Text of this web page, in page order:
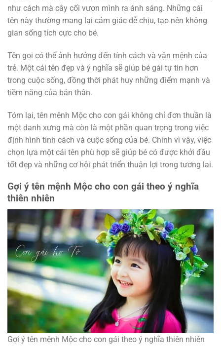
như cách mà cây cối vươn mình ra ánh sáng. Những cái
tên này thường mang lại cảm giác dễ chịu, tạo nên không
gian sống tích cực cho bé.
Tên gọi có thể ảnh hưởng đến tính cách và vận mệnh của
trẻ. Một cái tên đẹp và ý nghĩa sẽ giúp bé gái tự tin hơn
trong cuộc sống, đồng thời phát huy những điểm mạnh và
tiềm năng của bản thân.
Tóm lại, tên mệnh Mộc cho con gái không chỉ đơn thuần là
một danh xưng mà còn là một phần quan trọng trong việc
định hình tính cách và cuộc sống của bé. Chính vì vậy, việc
chọn lựa một cái tên phù hợp sẽ giúp bé có được khởi đầu
tốt đẹp và những cơ hội phát triển thuận lợi trong tương lai.
Gợi ý tên mệnh Mộc cho con gái theo ý nghĩa
thiên nhiên
Gợi ý tên mệnh Mộc cho con gái theo ý nghĩa thiên nhiên